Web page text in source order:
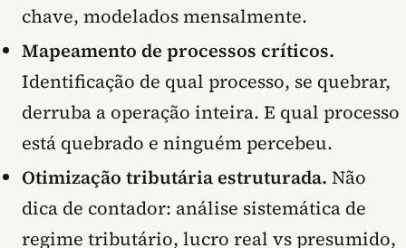
chave, modelados mensalmente.
Mapeamento de processos críticos.
Identificação de qual processo, se quebrar,
derruba a operação inteira. E qual processo
está quebrado e ninguém percebeu.
Otimização tributária estruturada. Não
dica de contador: análise sistemática de
regime tributário, lucro real vs presumido,